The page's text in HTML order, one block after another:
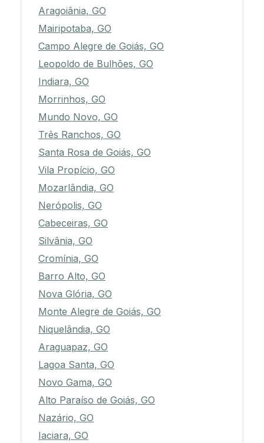
Aragoiânia, GO
Mairipotaba, GO
Campo Alegre de Goiás, GO
Leopoldo de Bulhões, GO
Indiara, GO
Morrinhos, GO
Mundo Novo, GO
Três Ranchos, GO
Santa Rosa de Goiás, GO
Vila Propício, GO
Mozarlândia, GO
Nerópolis, GO
Cabeceiras, GO
Silvânia, GO
Cromínia, GO
Barro Alto, GO
Nova Glória, GO
Monte Alegre de Goiás, GO
Niquelândia, GO
Araguapaz, GO
Lagoa Santa, GO
Novo Gama, GO
Alto Paraíso de Goiás, GO
Nazário, GO
Iaciara, GO